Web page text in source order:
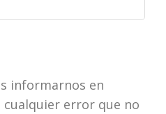
informarnos en
error que no